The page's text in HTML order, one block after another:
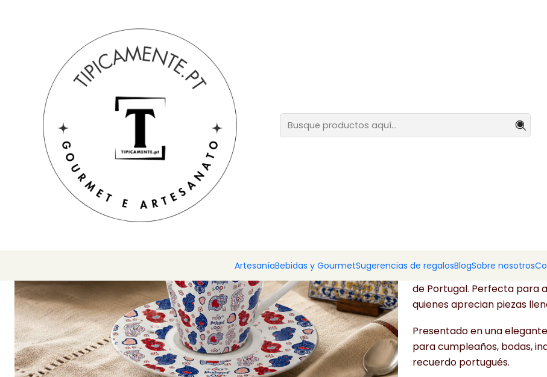
ArtesaníaBebidas y GourmetSugerencias de regalosBlogSobre nosotros
Sugerencias de regalos Sugerencias de regalos
pausa para el café en un
de Portugal. Perfecta para
quienes aprecian piezas
Presentado en una
para cumpleaños, bodas,
recuerdo portugués.